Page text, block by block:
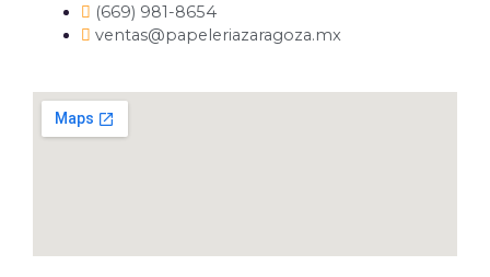
(669) 981-8654
ventas@papeleriazaragoza.mx